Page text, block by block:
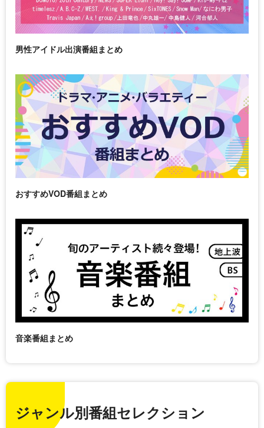
男性アイドル出演番組まとめ
おすすめVOD番組まとめ
音楽番組まとめ
ジャンル別番組セレクション